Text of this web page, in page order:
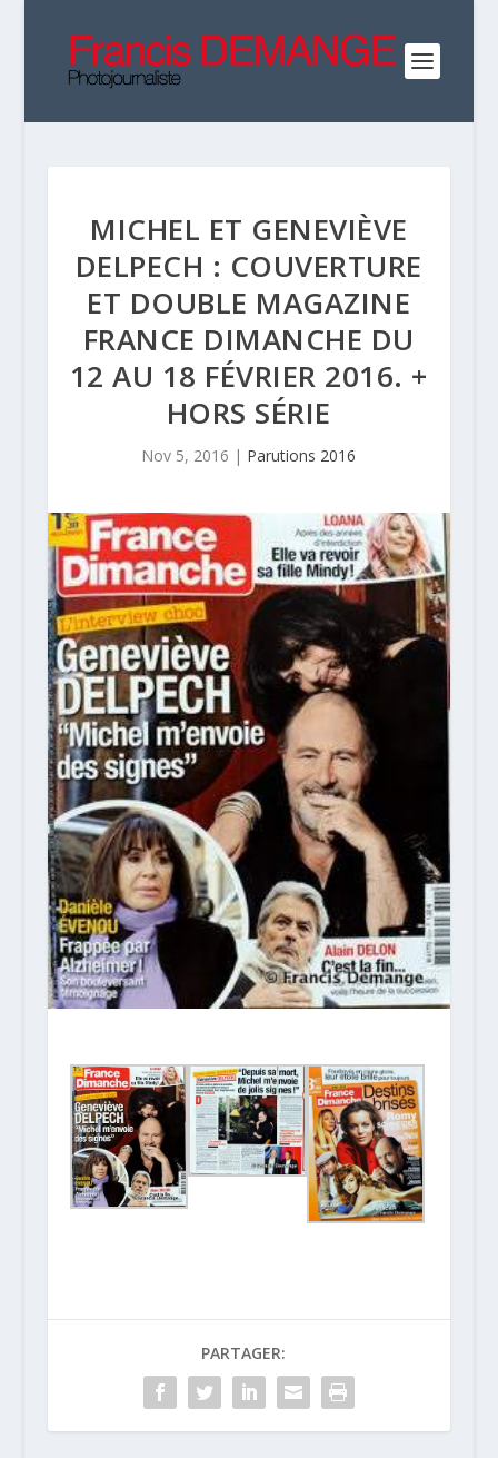
MICHEL ET GENEVIÈVE
DELPECH : COUVERTURE
ET DOUBLE MAGAZINE
FRANCE DIMANCHE DU
12 AU 18 FÉVRIER 2016. +
HORS SÉRIE
Nov 5, 2016 | Parutions 2016
PARTAGER: